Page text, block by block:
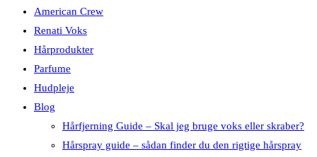
American Crew
Renati Voks
Hårprodukter
Parfume
Hudpleje
Blog
Hårfjerning Guide – Skal jeg bruge voks eller skraber?
Hårspray guide – sådan finder du den rigtige hårspray